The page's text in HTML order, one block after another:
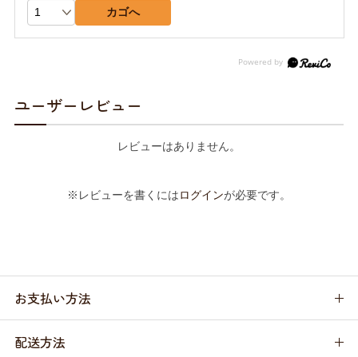
カゴへ
ユーザーレビュー
レビューはありません。
※レビューを書くにはログインが必要です。
お支払い方法
配送方法